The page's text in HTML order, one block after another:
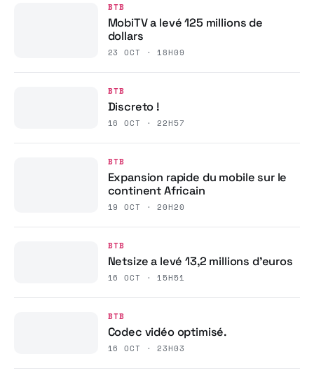
BTB
MobiTV a levé 125 millions de
dollars
23 OCT · 18H09
BTB
Discreto !
16 OCT · 22H57
BTB
Expansion rapide du mobile sur le
continent Africain
19 OCT · 20H20
BTB
Netsize a levé 13,2 millions d’euros
16 OCT · 15H51
BTB
Codec vidéo optimisé.
16 OCT · 23H03